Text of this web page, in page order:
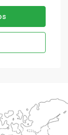
en el mercado